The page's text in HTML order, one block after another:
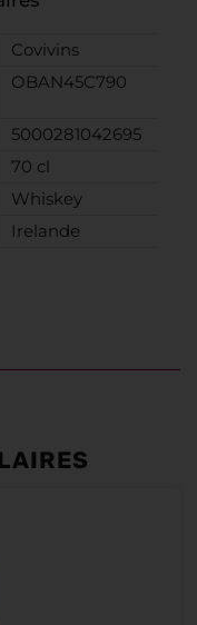
Covivins
OBAN45C790
5000281042695
70 cl
Whiskey
Irelande